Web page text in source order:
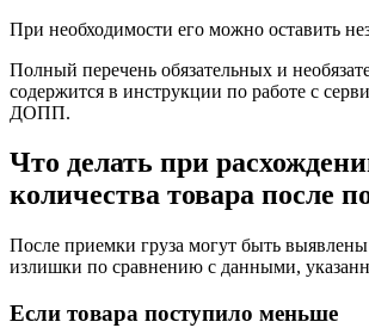
При необходимости его можно оставить
Полный перечень обязательных и
содержится в инструкции по работе с
ДОПП.
Что делать при
количества товара после
После приемки груза могут быть
излишки по сравнению с данными,
Если товара поступило меньше